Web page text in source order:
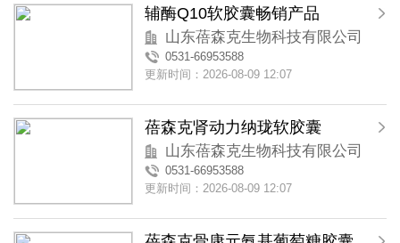
辅酶Q10软胶囊畅销产品
山东蓓森克生物科技有限公司
0531-66953588
更新时间：2026-08-09 12:07
蓓森克肾动力纳珑软胶囊
山东蓓森克生物科技有限公司
0531-66953588
更新时间：2026-08-09 12:07